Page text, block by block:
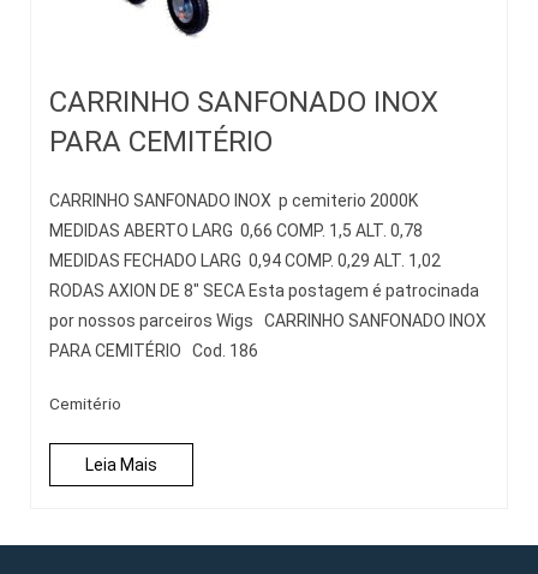
CARRINHO SANFONADO INOX
PARA CEMITÉRIO
CARRINHO SANFONADO INOX p cemiterio 2000K
MEDIDAS ABERTO LARG 0,66 COMP. 1,5 ALT. 0,78
MEDIDAS FECHADO LARG 0,94 COMP. 0,29 ALT. 1,02
RODAS AXION DE 8″ SECA Esta postagem é patrocinada
por nossos parceiros Wigs CARRINHO SANFONADO INOX
PARA CEMITÉRIO Cod. 186
Cemitério
Leia Mais